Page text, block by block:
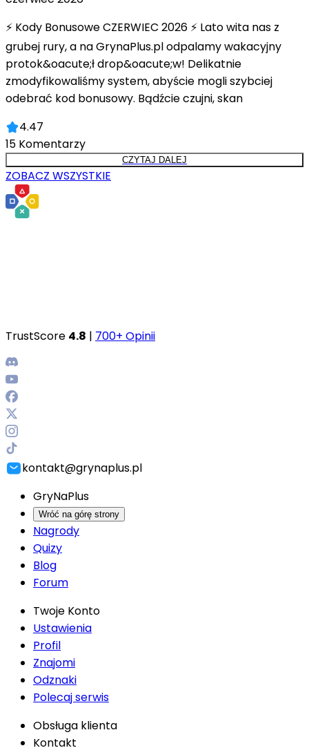
⚡ Kody Bonusowe CZERWIEC 2026 ⚡ Lato wita nas z
grubej rury, a na GrynaPlus.pl odpalamy wakacyjny
protok&oacute;ł drop&oacute;w! Delikatnie
zmodyfikowaliśmy system, abyście mogli szybciej
odebrać kod bonusowy. Bądźcie czujni, skan
4.47
15 Komentarzy
CZYTAJ DALEJ
ZOBACZ WSZYSTKIE
TrustScore 4.8 | 700+ Opinii
kontakt@grynaplus.pl
GryNaPlus
Wróć na górę strony
Nagrody
Quizy
Blog
Forum
Twoje Konto
Ustawienia
Profil
Znajomi
Odznaki
Polecaj serwis
Obsługa klienta
Kontakt